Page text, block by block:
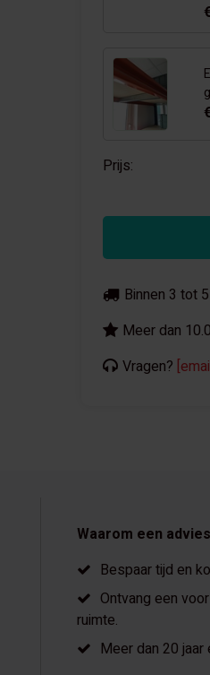
Prijs:
Binnen 3 tot
Meer dan
Vragen?
Waarom een
Bespaar tijd en
Ontvang een
ruimte.
Meer dan 20